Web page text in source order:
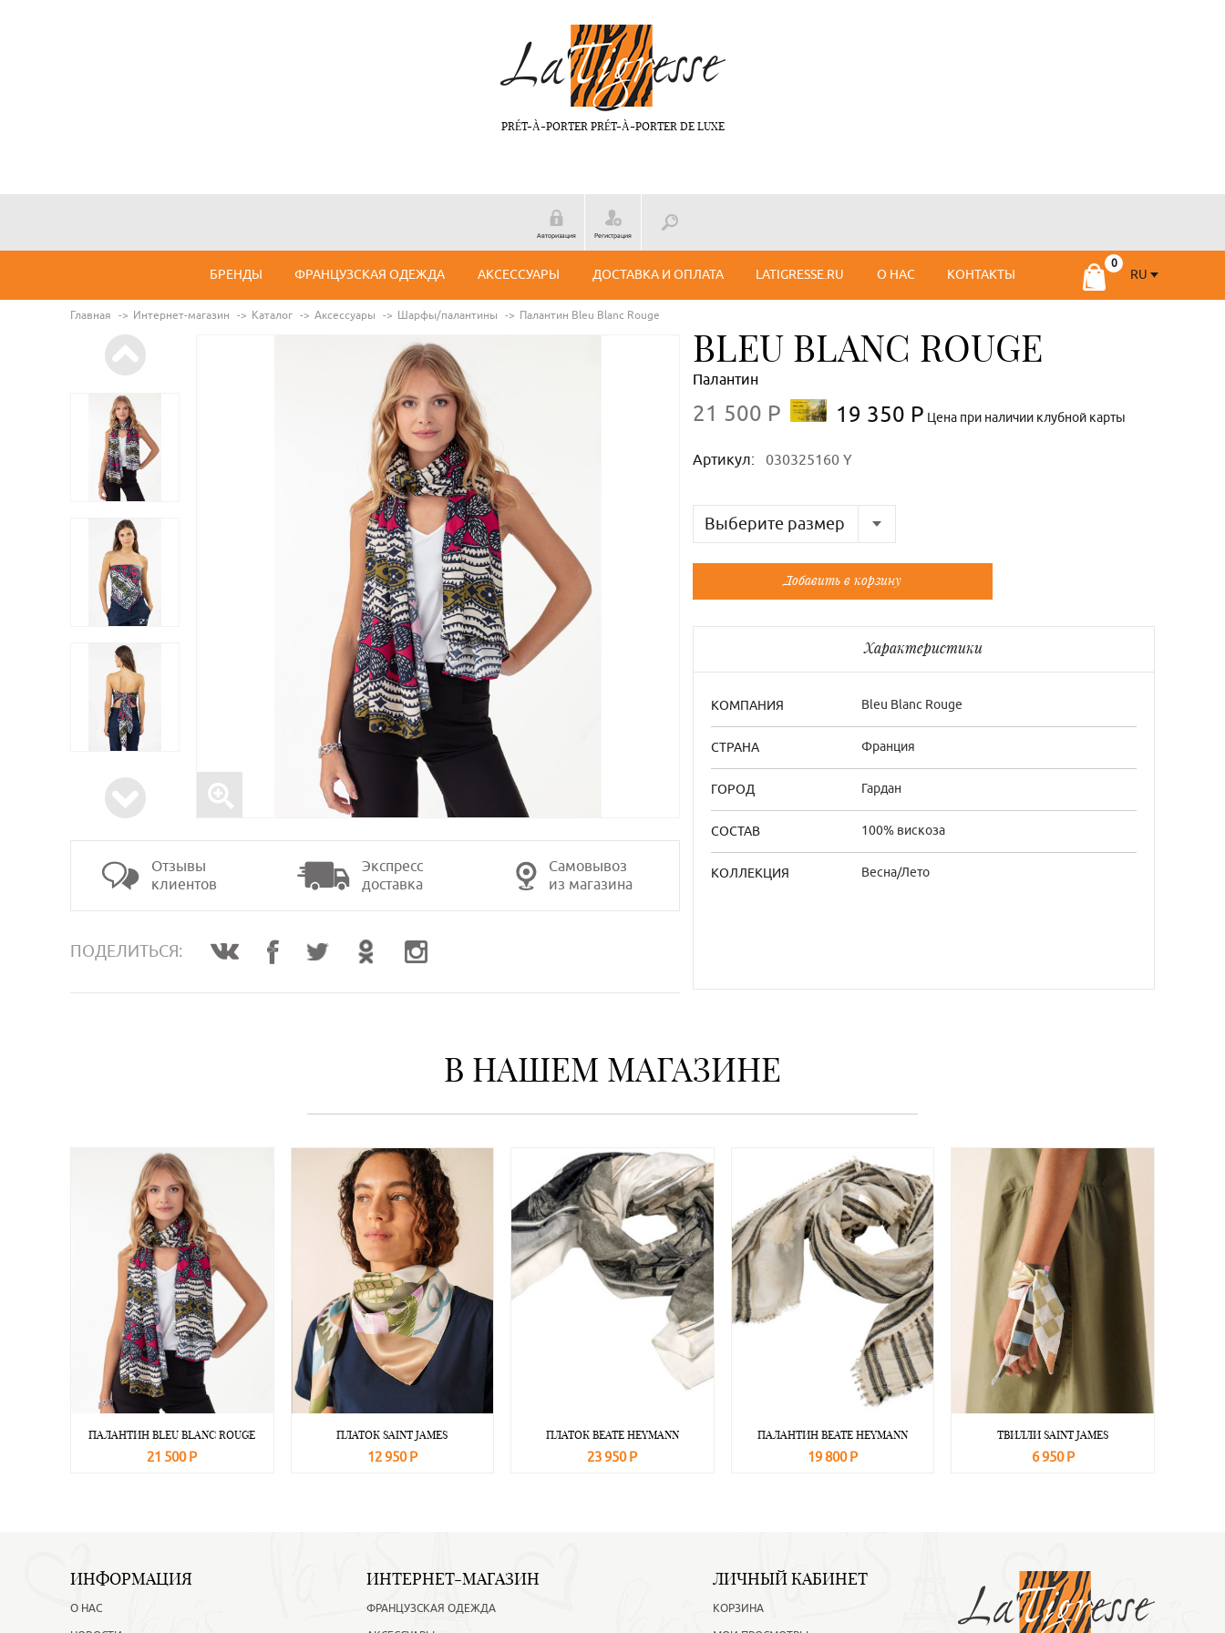
PRÉT-À-PORTER PRÉT-À-PORTER DE LUXE
Авторизация Регистрация
RU
БРЕНДЫ ФРАНЦУЗСКАЯ ОДЕЖДА АКСЕССУАРЫ ДОСТАВКА И ОПЛАТА LATIGRESSE.RU О НАС КОНТАКТЫ
Главная Интернет-магазин Каталог Аксессуары Шарфы/палантины Палантин Bleu Blanc Rouge
Отзывы
клиентов
Экспресс
доставка
Самовывоз
из магазина
ПОДЕЛИТЬСЯ: >
BLEU BLANC ROUGE
Палантин
21 500 Р 19 350 Р Цена при наличии клубной карты
Артикул: 030325160 Y
Выберите размер
Русский
Французский
Универсальный
Универсальный
Универсальный
Универсальный
Добавить в корзину
Характеристики
КОМПАНИЯ Bleu Blanc Rouge
СТРАНА Франция
ГОРОД Гардан
СОСТАВ 100% вискоза
КОЛЛЕКЦИЯ Весна/Лето
В НАШЕМ МАГАЗИНЕ
ПАЛАНТИН BLEU BLANC ROUGE
21 500 Р
ПЛАТОК SAINT JAMES
12 950 Р
ПЛАТОК BEATE НEYMANN
23 950 Р
ПАЛАНТИН BEATE НEYMANN
19 800 Р
ТВИЛЛИ SAINT JAMES
6 950 Р
ИНФОРМАЦИЯ
О НАС
ИНТЕРНЕТ-МАГАЗИН
ФРАНЦУЗСКАЯ ОДЕЖДА
ЛИЧНЫЙ КАБИНЕТ
КОРЗИНА